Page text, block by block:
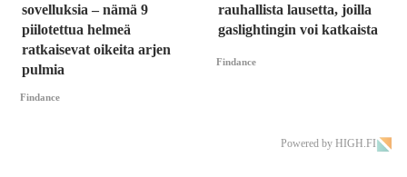
sovelluksia – nämä 9
piilotettua helmeä
ratkaisevat oikeita arjen
pulmia
Findance
rauhallista lausetta, joilla
gaslightingin voi katkaista
Findance
Powered by HIGH.FI